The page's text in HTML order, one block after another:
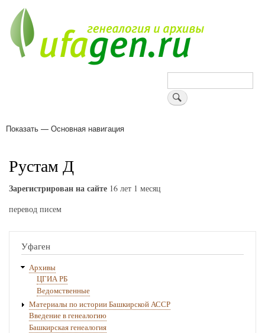
основному
содержанию
Поиск
Основная
Показать — Основная навигация
Рустам Д
Зарегистрирован на сайте 16 лет 1 месяц
перевод писем
Уфаген
Архивы
ЦГИА РБ
Ведомственные
Материалы по истории Башкирской АССР
Введение в генеалогию
Башкирская генеалогия